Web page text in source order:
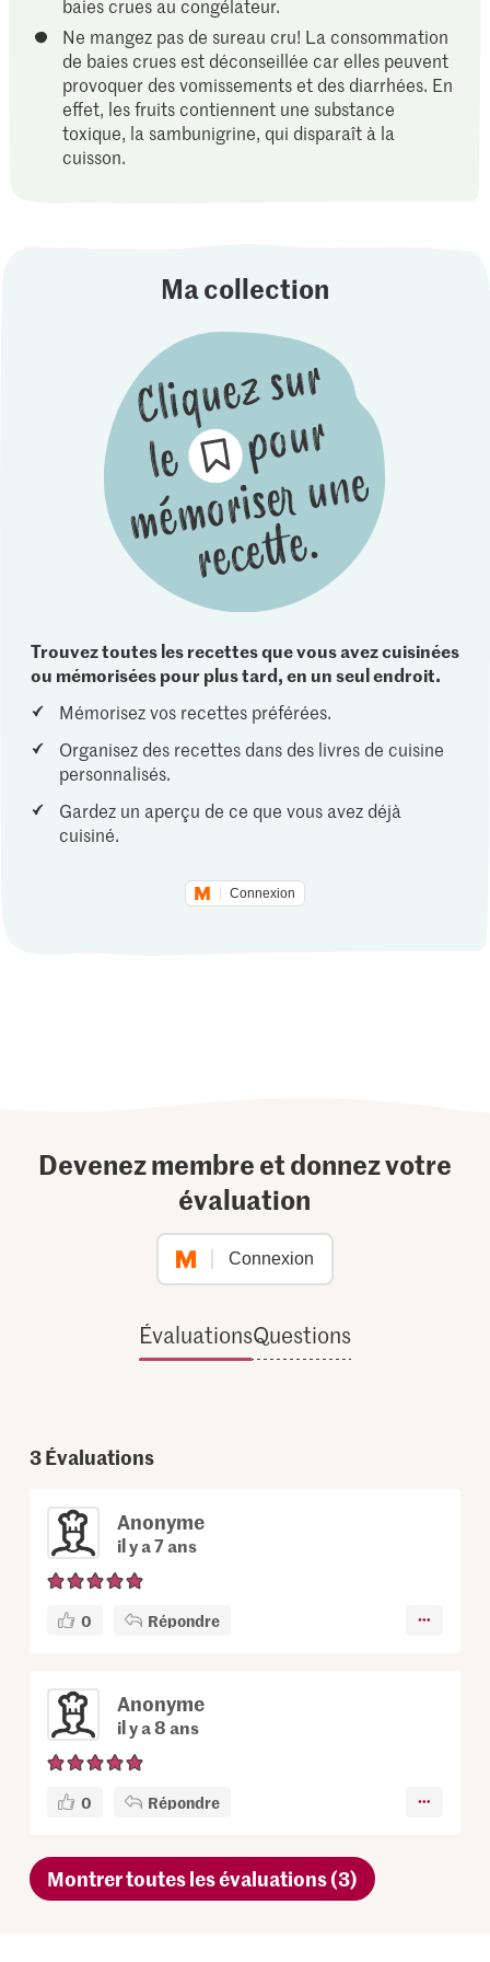
baies crues au congélateur.
Ne mangez pas de sureau cru! La consommation
de baies crues est déconseillée car elles peuvent
provoquer des vomissements et des diarrhées. En
effet, les fruits contiennent une substance
toxique, la sambunigrine, qui disparaît à la
cuisson.
Ma collection
Trouvez toutes les recettes que vous avez cuisinées
ou mémorisées pour plus tard, en un seul endroit.
Mémorisez vos recettes préférées.
Organisez des recettes dans des livres de cuisine
personnalisés.
Gardez un aperçu de ce que vous avez déjà
cuisiné.
Connexion
Devenez membre et donnez votre
évaluation
Connexion
ÉvaluationsQuestions
3Évaluations
Anonyme
il y a 7 ans
0 Répondre
Anonyme
il y a 8 ans
0 Répondre
Montrer toutes les évaluations (3)